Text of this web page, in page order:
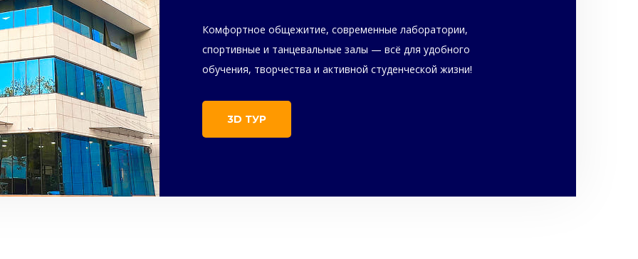
Комфортное общежитие, современные лаборатории,
спортивные и танцевальные залы — всё для удобного
обучения, творчества и активной студенческой жизни!
3D ТУР